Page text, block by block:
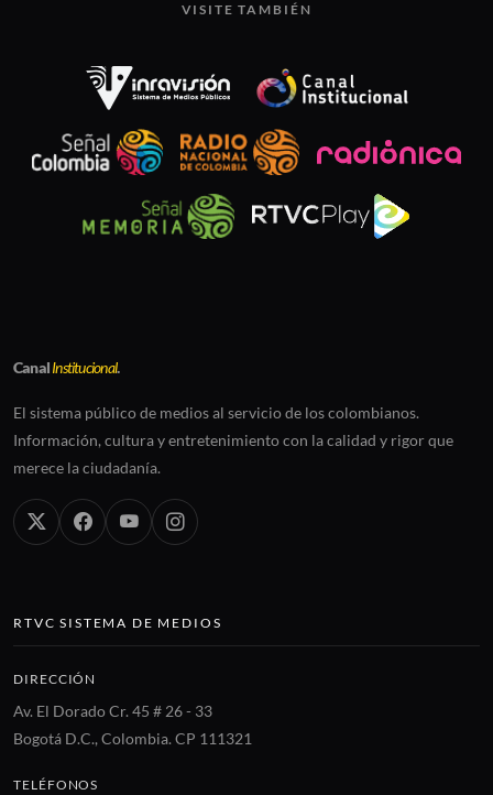
VISITE TAMBIÉN
CanalInstitucional.
El sistema público de medios al servicio de los colombianos.
Información, cultura y entretenimiento con la calidad y rigor que
merece la ciudadanía.
RTVC SISTEMA DE MEDIOS
DIRECCIÓN
Av. El Dorado Cr. 45 # 26 - 33
Bogotá D.C., Colombia. CP 111321
TELÉFONOS